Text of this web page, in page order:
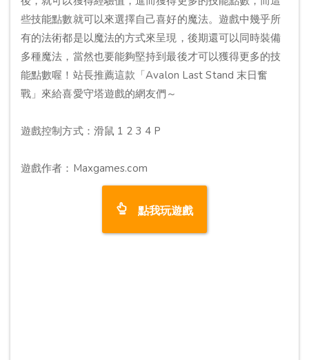
些技能點數就可以來選擇自己喜好的魔法。遊戲中幾乎所
有的法術都是以魔法的方式來呈現，後期還可以同時裝備
多種魔法，當然也要能夠堅持到最後才可以獲得更多的技
能點數喔！站長推薦這款「Avalon Last Stand 末日奮
戰」來給喜愛守塔遊戲的網友們～
遊戲控制方式：滑鼠 1 2 3 4 P
遊戲作者：Maxgames.com
點我玩遊戲